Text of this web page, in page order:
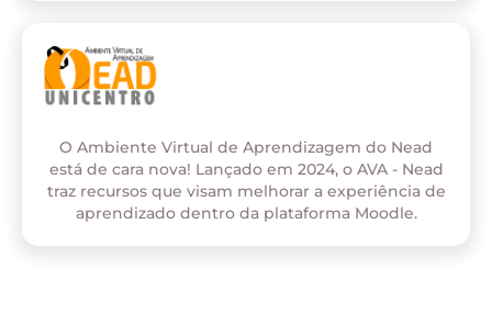
O Ambiente Virtual de Aprendizagem do Nead
está de cara nova! Lançado em 2024, o AVA - Nead
traz recursos que visam melhorar a experiência de
aprendizado dentro da plataforma Moodle.